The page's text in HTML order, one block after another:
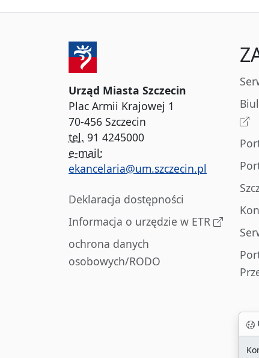
Urząd Miasta Szczecin
Plac Armii Krajowej 1
70-456 Szczecin
tel. 91 4245000
e-mail:
ekancelaria@um.szczecin.pl
Deklaracja dostępności
Informacja o urzędzie w ETR
ochrona danych
osobowych/RODO